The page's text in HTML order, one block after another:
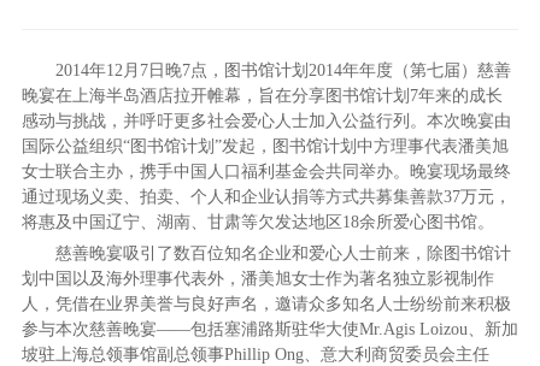
2014年12月7日晚7点，图书馆计划2014年年度（第七届）慈善
晚宴在上海半岛酒店拉开帷幕，旨在分享图书馆计划7年来的成长
感动与挑战，并呼吁更多社会爱心人士加入公益行列。本次晚宴由
国际公益组织“图书馆计划”发起，图书馆计划中方理事代表潘美旭
女士联合主办，携手中国人口福利基金会共同举办。晚宴现场最终
通过现场义卖、拍卖、个人和企业认捐等方式共募集善款37万元，
将惠及中国辽宁、湖南、甘肃等欠发达地区18余所爱心图书馆。
慈善晚宴吸引了数百位知名企业和爱心人士前来，除图书馆计
划中国以及海外理事代表外，潘美旭女士作为著名独立影视制作
人，凭借在业界美誉与良好声名，邀请众多知名人士纷纷前来积极
参与本次慈善晚宴——包括塞浦路斯驻华大使Mr.Agis Loizou、新加
坡驻上海总领事馆副总领事Phillip Ong、意大利商贸委员会主任